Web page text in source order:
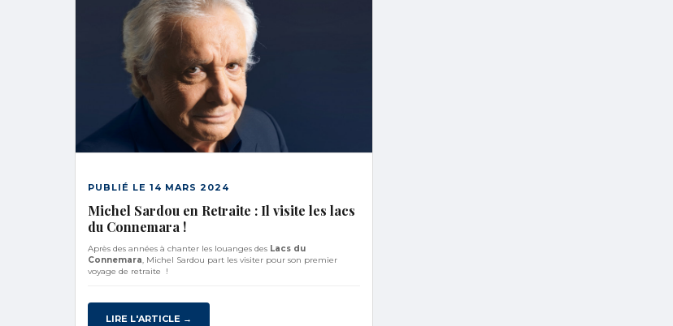
PUBLIÉ LE 14 MARS 2024
Michel Sardou en Retraite : Il visite les lacs
du Connemara !
Après des années à chanter les louanges des Lacs du
Connemara, Michel Sardou part les visiter pour son premier
voyage de retraite !
LIRE L'ARTICLE →